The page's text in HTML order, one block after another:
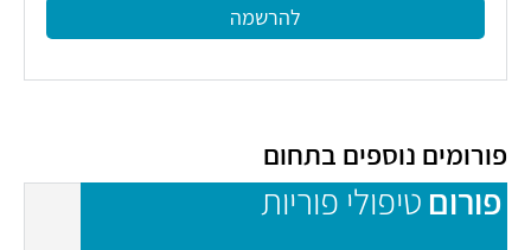
להרשמה
פורומים נוספים בתחום
פורום טיפולי פוריות